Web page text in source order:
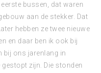
bussen, dat waren
aan de stekker. Dat
hebben ze twee nieuwe
en daar ben ik ook bij
bij ons jarenlang in
zijn. Die stonden